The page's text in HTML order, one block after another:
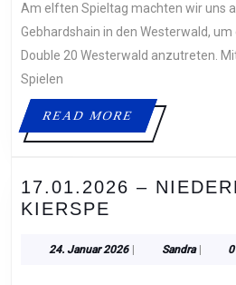
Am elften Spieltag machten wir uns auf den Weg nach
Gebhardshain in den Westerwald,
Double 20 Westerwald anzutreten.
Spielen
READ MOREREAD
MORE
17.01.2026 –
KIERSPE
24. Januar 202624.
SandraSandra